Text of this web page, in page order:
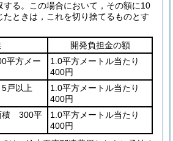
る。
この場合において，その額に10
たときは，これを切り捨てるものとす
開発負担金の額
平方メー
1.0平方メートル当たり
400円
戸以上
1.0平方メートル当たり
400円
積 300平
1.0平方メートル当たり
400円